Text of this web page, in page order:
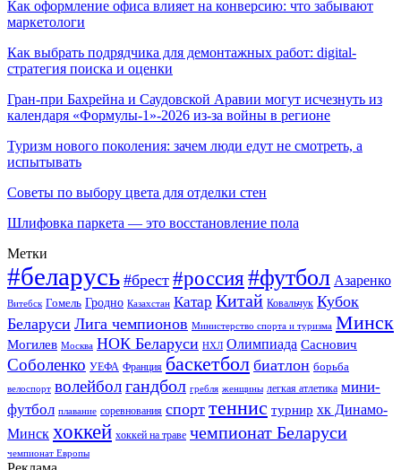
Как оформление офиса влияет на конверсию: что забывают
маркетологи
Как выбрать подрядчика для демонтажных работ: digital-
стратегия поиска и оценки
Гран-при Бахрейна и Саудовской Аравии могут исчезнуть из
календаря «Формулы-1»-2026 из-за войны в регионе
Туризм нового поколения: зачем люди едут не смотреть, а
испытывать
Советы по выбору цвета для отделки стен
Шлифовка паркета — это восстановление пола
Метки
#беларусь #брест #россия#футбол Азаренко
Витебск Гомель Гродно Казахстан Катар Китай Ковальчук Кубок
Беларуси Лига чемпионов Министерство спорта и туризма Минск
Могилев Москва НОК Беларуси НХЛ Олимпиада Саснович
Соболенко УЕФА Франция баскетбол биатлон борьба
велоспорт волейболгандбол гребля женщины легкая атлетика мини-
футбол плавание соревнования спорт теннис турнир хк Динамо-
Минск хоккей хоккей на траве чемпионат Беларуси
чемпионат Европы